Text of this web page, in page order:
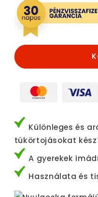
mennyiségének
csökkentése
Különleges és
tükörtojásokat
A gyerekek
Használata és